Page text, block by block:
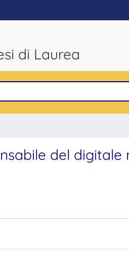
di Laurea
del digitale